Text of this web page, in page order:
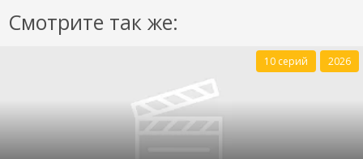
Смотрите так же:
10 серий 2026